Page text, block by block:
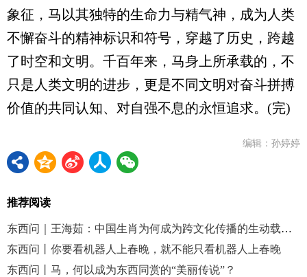
象征，马以其独特的生命力与精气神，成为人类
不懈奋斗的精神标识和符号，穿越了历史，跨越
了时空和文明。千百年来，马身上所承载的，不
只是人类文明的进步，更是不同文明对奋斗拼搏
价值的共同认知、对自强不息的永恒追求。(完)
编辑：孙婷婷
推荐阅读
东西问｜王海茹：中国生肖为何成为跨文化传播的生动载体？
东西问丨你要看机器人上春晚，就不能只看机器人上春晚
东西问丨马，何以成为东西同赏的“美丽传说”？